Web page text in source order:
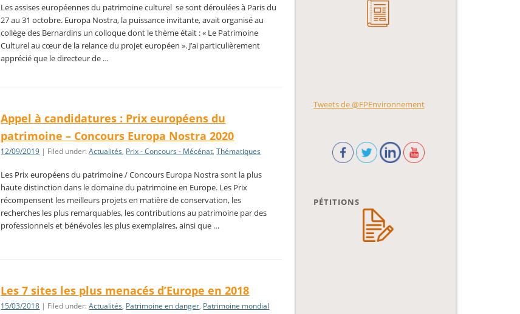
Les assises européennes du patrimoine culturel se sont déroulées à Paris du
27 au 31 octobre. Europa Nostra, la puissance invitante, avait organisé au
collège des Bernardins un colloque dont le thème était : « Le Patrimoine
Culturel au cœur de la relance du projet européen ». J’ai particulièrement
apprécié que le directeur de …
Appel à candidatures : Prix européens du
patrimoine – Concours Europa Nostra 2020
12/09/2019 | Filed under:Actualités, Prix - Concours - Mécénat,Thématiques
Les Prix européens du patrimoine / Concours Europa Nostra sont la plus
haute distinction dans le domaine du patrimoine en Europe. Les Prix
récompensent les meilleurs projets en matière de conservation, les
recherches les plus remarquables, les contributions au patrimoine par des
professionnels et bénévoles les plus exemplaires, ainsi que …
Les 7 sites les plus menacés d’Europe en 2018
15/03/2018 | Filed under:Actualités, Patrimoine en danger, Patrimoine mondial
Tweets de @FPEnvironnement
PÉTITIONS